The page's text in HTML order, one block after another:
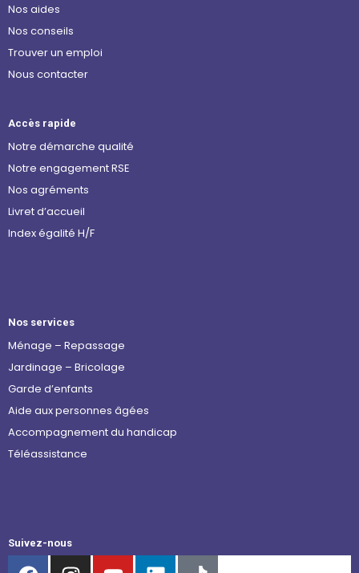
Nos aides
Nos conseils
Trouver un emploi
Nous contacter
Accès rapide
Notre démarche qualité
Notre engagement RSE
Nos agréments
Livret d’accueil
Index égalité H/F
Nos services
Ménage – Repassage
Jardinage – Bricolage
Garde d’enfants
Aide aux personnes âgées
Accompagnement du handicap
Téléassistance
Suivez-nous